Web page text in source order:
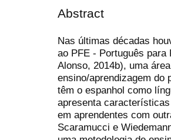
Abstract
Nas últimas décadas
ao PFE - Português para
Alonso, 2014b), uma
ensino/aprendizagem do
têm o espanhol como
apresenta
em aprendentes com
Scaramucci e